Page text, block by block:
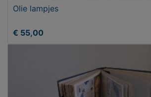
Olie lampjes
€ 55,00